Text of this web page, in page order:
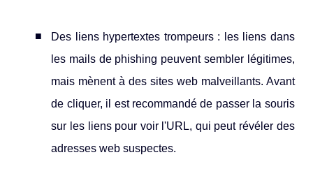
Des liens hypertextes trompeurs : les liens dans
les mails de phishing peuvent sembler légitimes,
mais mènent à des sites web malveillants. Avant
de cliquer, il est recommandé de passer la souris
sur les liens pour voir l'URL, qui peut révéler des
adresses web suspectes.